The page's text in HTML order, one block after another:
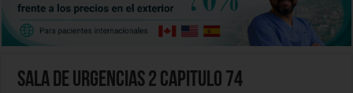
Sala de Urgencias 2 Capitulo 74